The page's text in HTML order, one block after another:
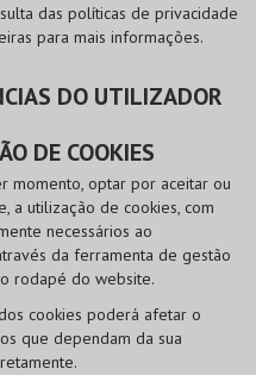
das políticas de privacidade
para mais informações.
DO UTILIZADOR
DE COOKIES
momento, optar por aceitar ou
a utilização de cookies, com
necessários ao
da ferramenta de gestão
rodapé do website.
cookies poderá afetar o
que dependam da sua